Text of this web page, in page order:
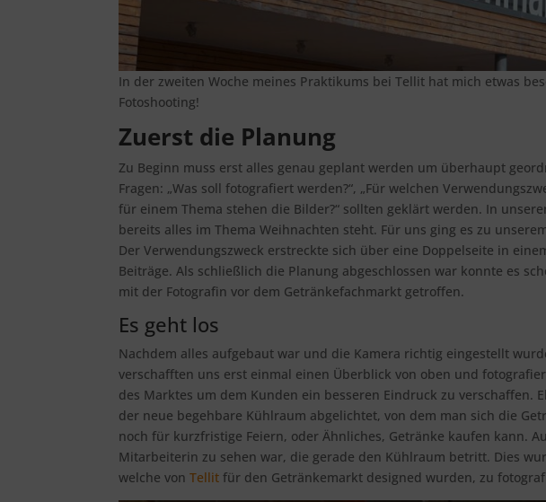
In der zweiten Woche meines Praktikums bei Tellit hat mich etwas
Fotoshooting!
Zuerst die Planung
Zu Beginn muss erst alles genau geplant werden um überhaupt
Fragen: „Was soll fotografiert werden?“, „Für welchen
für einem Thema stehen die Bilder?“ sollten geklärt werden. In
bereits alles im Thema Weihnachten steht. Für uns ging es zu
Der Verwendungszweck erstreckte sich über eine Doppelseite in
Beiträge. Als schließlich die Planung abgeschlossen war konnte es
mit der Fotografin vor dem Getränkefachmarkt getroffen.
Es geht los
Nachdem alles aufgebaut war und die Kamera richtig eingestellt
verschafften uns erst einmal einen Überblick von oben und
des Marktes um dem Kunden ein besseren Eindruck zu verschaffen.
der neue begehbare Kühlraum abgelichtet, von dem man sich die
noch für kurzfristige Feiern, oder Ähnliches, Getränke kaufen kann.
Mitarbeiterin zu sehen war, die gerade den Kühlraum betritt. Dies
welche von Tellit für den Getränkemarkt designed wurden, zu